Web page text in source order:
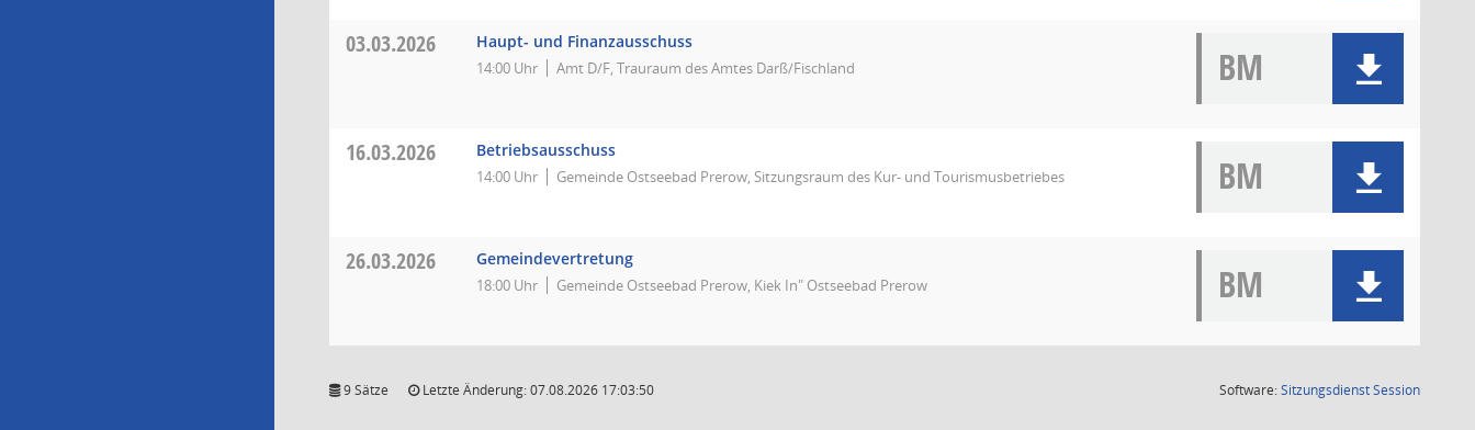
03.03.2026 Haupt- und Finanzausschuss
14:00 Uhr Amt D/F, Trauraum des Amtes Darß/Fischland BM
16.03.2026 Betriebsausschuss
14:00 Uhr Gemeinde Ostseebad Prerow, Sitzungsraum des Kur- und Tourismusbetriebes BM
26.03.2026 Gemeindevertretung
18:00 Uhr Gemeinde Ostseebad Prerow, Kiek In" Ostseebad Prerow BM
9 Sätze Letzte Änderung: 07.08.2026 17:03:50 Software:SitzungsdienstSession(Wird in